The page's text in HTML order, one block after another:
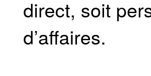
direct, soit
d’affaires.